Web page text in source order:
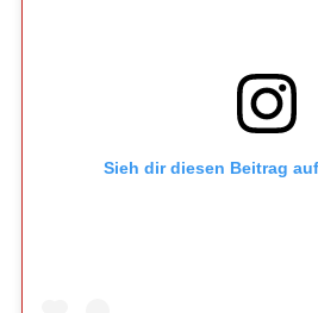
Sieh dir diesen Beitrag